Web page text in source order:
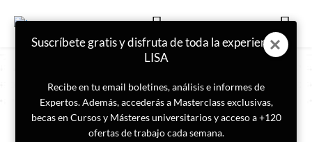
ETIQUETA
FBI
Suscríbete gratis y disfruta de toda la experiencia
LISA
Recibe en tu email boletines, análisis e informes de
Expertos. Además, accederás a Masterclass exclusivas,
becas en Cursos y Másteres universitarios y acceso a +120
ofertas de trabajo cada semana.